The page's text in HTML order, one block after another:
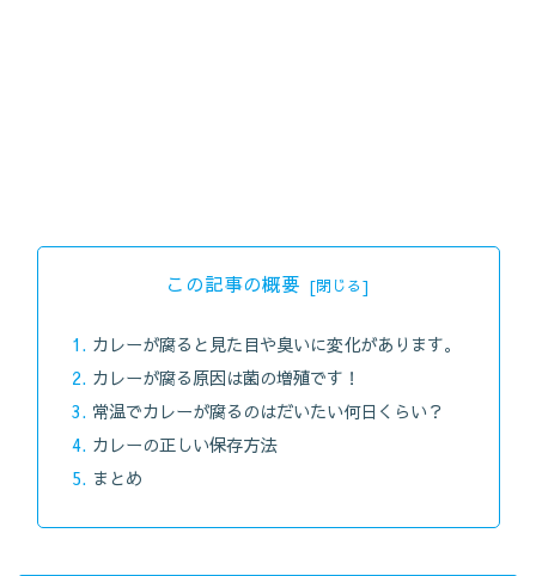
この記事の概要
カレーが腐ると見た目や臭いに変化があります。
カレーが腐る原因は菌の増殖です！
常温でカレーが腐るのはだいたい何日くらい？
カレーの正しい保存方法
まとめ